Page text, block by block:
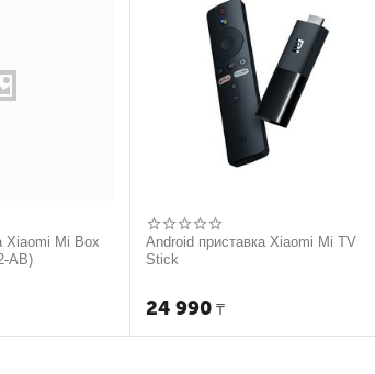
Xiaomi Mi Box
AB)
Android приставка Xiaomi Mi TV
Stick
24 990 ₸